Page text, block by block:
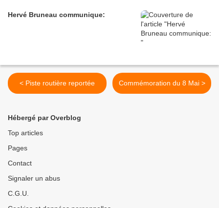
Hervé Bruneau communique:
< Piste routière reportée Commémoration du 8 Mai >
Hébergé par Overblog
Top articles
Pages
Contact
Signaler un abus
C.G.U.